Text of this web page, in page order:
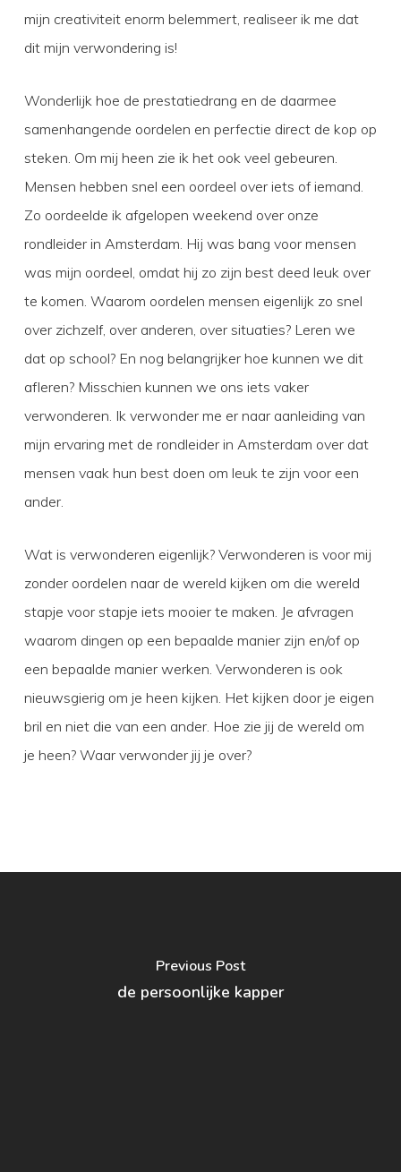
mijn creativiteit enorm belemmert, realiseer ik me dat
dit mijn verwondering is!
Wonderlijk hoe de prestatiedrang en de daarmee
samenhangende oordelen en perfectie direct de kop op
steken. Om mij heen zie ik het ook veel gebeuren.
Mensen hebben snel een oordeel over iets of iemand.
Zo oordeelde ik afgelopen weekend over onze
rondleider in Amsterdam. Hij was bang voor mensen
was mijn oordeel, omdat hij zo zijn best deed leuk over
te komen. Waarom oordelen mensen eigenlijk zo snel
over zichzelf, over anderen, over situaties? Leren we
dat op school? En nog belangrijker hoe kunnen we dit
afleren? Misschien kunnen we ons iets vaker
verwonderen. Ik verwonder me er naar aanleiding van
mijn ervaring met de rondleider in Amsterdam over dat
mensen vaak hun best doen om leuk te zijn voor een
ander.
Wat is verwonderen eigenlijk? Verwonderen is voor mij
zonder oordelen naar de wereld kijken om die wereld
stapje voor stapje iets mooier te maken. Je afvragen
waarom dingen op een bepaalde manier zijn en/of op
een bepaalde manier werken. Verwonderen is ook
nieuwsgierig om je heen kijken. Het kijken door je eigen
bril en niet die van een ander. Hoe zie jij de wereld om
je heen? Waar verwonder jij je over?
Previous Post
de persoonlijke kapper